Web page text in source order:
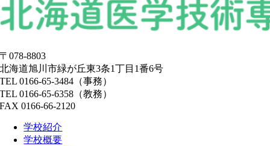
〒078-8803
北海道旭川市緑が丘東3条1丁目1番6号
TEL 0166-65-3484（事務）
TEL 0166-65-6358（教務）
FAX 0166-66-2120
学校紹介
学校概要